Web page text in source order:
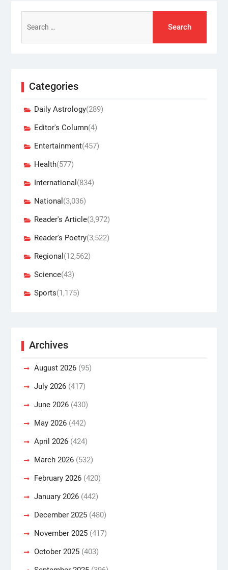
for:
Categories
Daily Astrology(289)
Editor's Column(4)
Entertainment(457)
Health(577)
International (834)
National (3,036)
Reader's Article(3,972)
Reader's Poetry(3,522)
Regional (12,562)
Science(43)
Sports(1,175)
Archives
August 2026(95)
July 2026(417)
June 2026(430)
May 2026(442)
April 2026(424)
March 2026(532)
February 2026(420)
January 2026(442)
December 2025(480)
November 2025(417)
October 2025(403)